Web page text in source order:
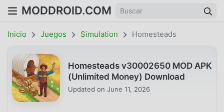
MODDROID.COM
Inicio Juegos Simulation Homesteads
Homesteads v30002650 MOD APK
(Unlimited Money) Download
Updated on June 11, 2026